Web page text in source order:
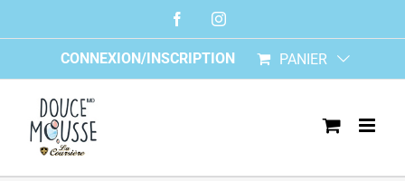
FacebookInstagram
CONNEXION/INSCRIPTION PANIER